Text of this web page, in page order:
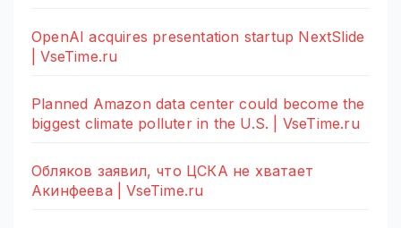
OpenAI acquires presentation startup NextSlide
| VseTime.ru
Planned Amazon data center could become the
biggest climate polluter in the U.S. | VseTime.ru
Обляков заявил, что ЦСКА не хватает
Акинфеева | VseTime.ru